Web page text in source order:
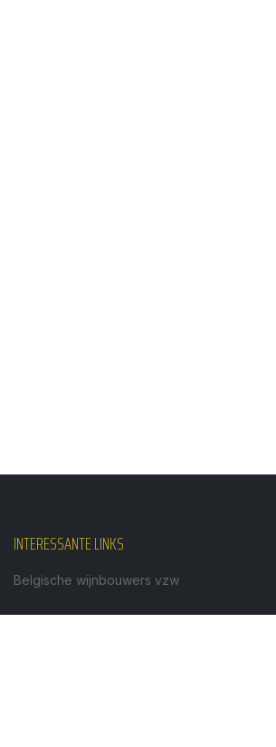
INTERESSANTE LINKS
Belgische wijnbouwers vzw